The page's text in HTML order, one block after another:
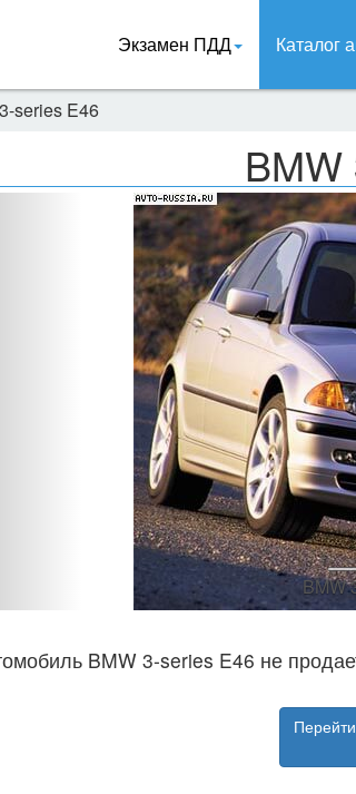
Экзамен ПДД Каталог
series E46
BMW
BMW 3-series E46 не